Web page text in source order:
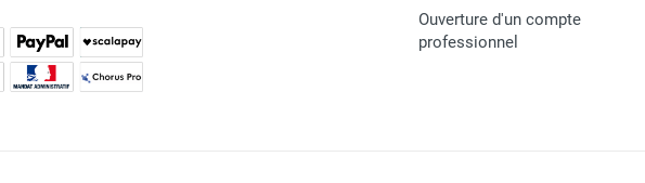
Ouverture d'un compte
professionnel